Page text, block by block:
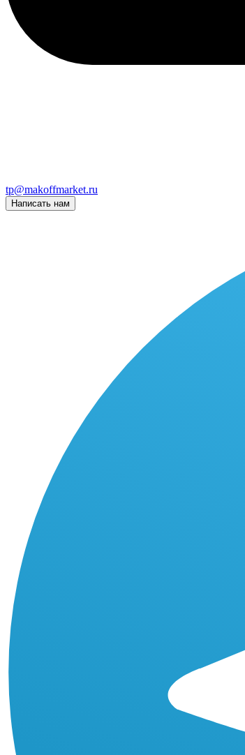
tp@makoffmarket.ru
Написать нам